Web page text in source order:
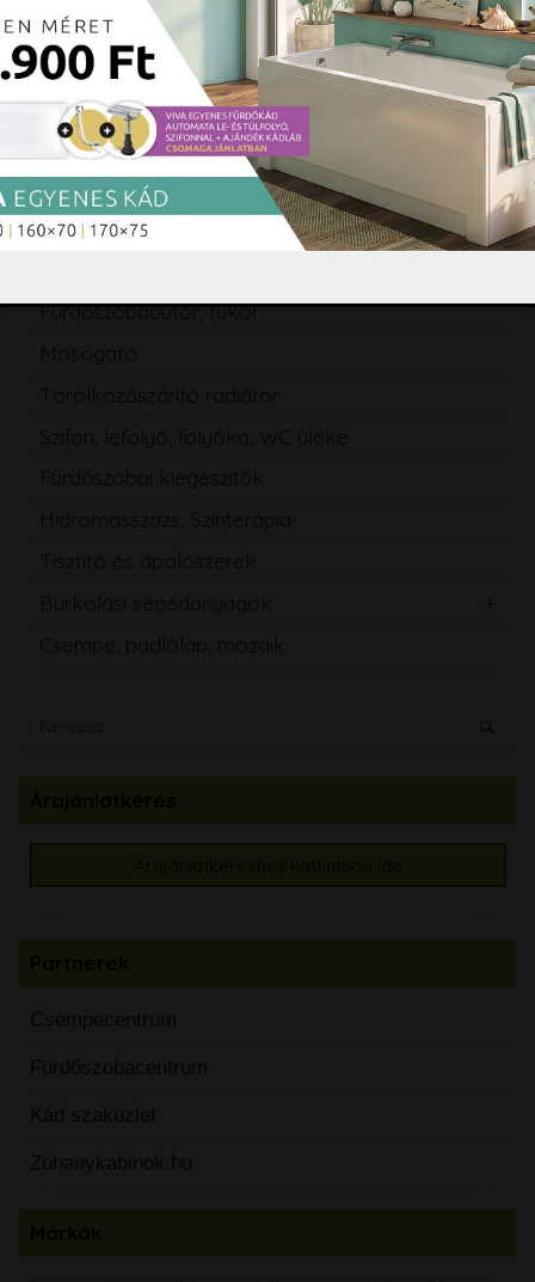
Kádparaván
Zuhanytálca
Szaniterek
WC tartály
Csaptelep
Zuhanyszett, zuhanyrendszer
Fürdőszobabútor, tükör
Mosogató
Törölközőszárító radiátor
Szifon, lefolyó, folyóka, WC ülőke
Fürdőszobai kiegészítők
Hidromasszázs, Színterápia
Tisztító és ápolószerek
Burkolási segédanyagok
Csempe, padlólap, mozaik
Csempecentrum
Fürdőszobacentrum
Kád szaküzlet
Zuhanykabinok.hu